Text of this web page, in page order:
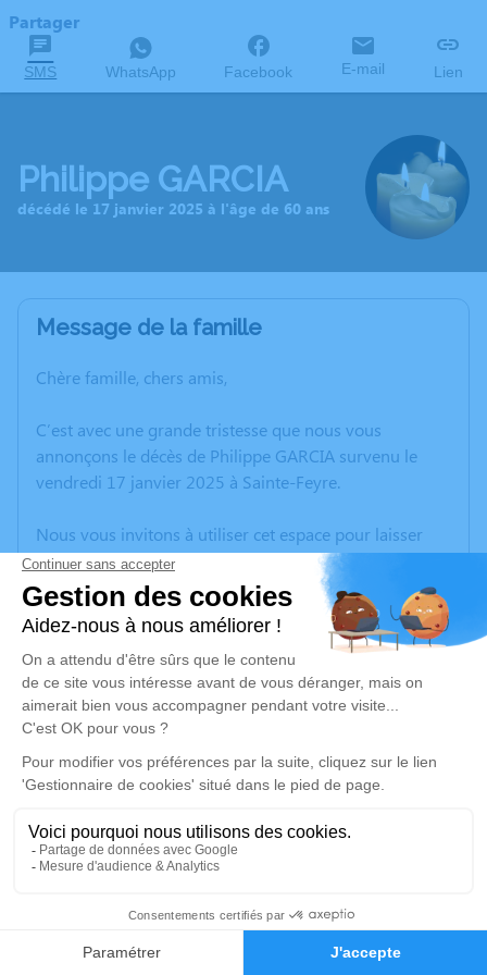
Faire-part Hommages
Partager
SMS WhatsApp Facebook E-mail Lien
Philippe GARCIA
décédé le 17 janvier 2025 à l'âge de 60 ans
Message de la famille
Chère famille, chers amis,
C’est avec une grande tristesse que nous vous
annonçons le décès de Philippe GARCIA survenu le
vendredi 17 janvier 2025 à Sainte-Feyre.
Nous vous invitons à utiliser cet espace pour laisser
vos condoléances, partager des photos souvenirs, une
anecdote ou exprimer vos pensées à travers des
poèmes ou des textes. Cet endroit est un lieu
d'expression dédié à honorer la mémoire de Philippe
GARCIA.
Un service de plantation d’arbre hommage est
disponible ici.
Je rends hommage
Cérémonie civile
Je rends hommage